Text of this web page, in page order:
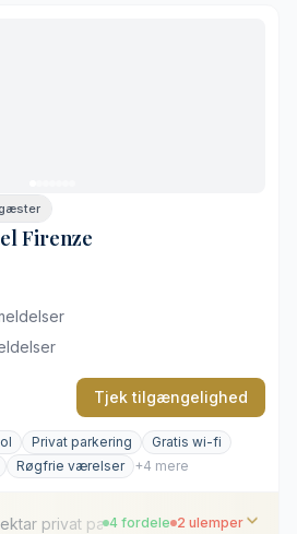
Firenze
Tjek tilgængelighed
Privat parkering
Gratis wi-fi
Røgfrie værelser +4 mere
privat parkanlæg
4 fordele 2 ulemper